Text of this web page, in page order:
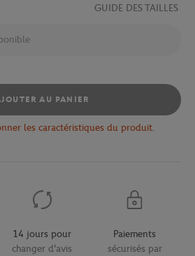
GUIDE DES TAILLES
AU PANIER
les caractéristiques du produit.
14 jours pour
changer d'avis
Paiements
sécurisés par